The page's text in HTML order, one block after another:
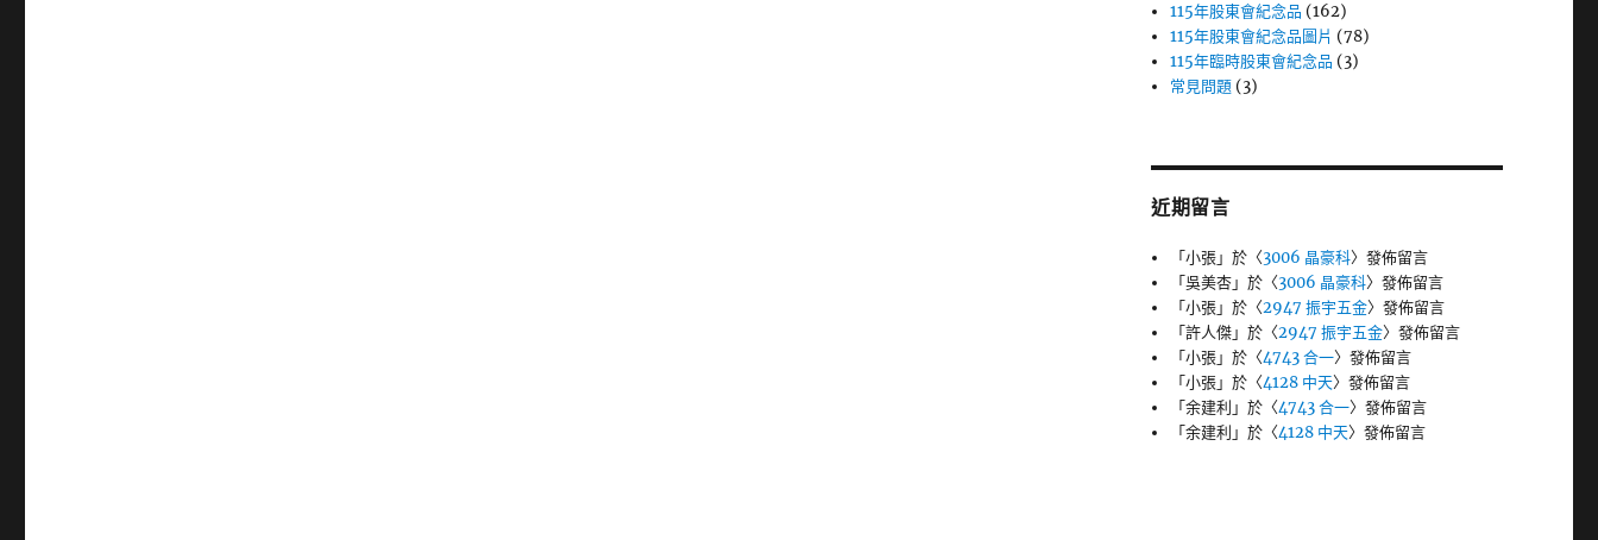
115年股東會紀念品 (162)
115年股東會紀念品圖片 (78)
115年臨時股東會紀念品 (3)
常見問題 (3)
近期留言
「小張」於〈3006 晶豪科〉發佈留言
「吳美杏」於〈3006 晶豪科〉發佈留言
「小張」於〈2947 振宇五金〉發佈留言
「許人傑」於〈2947 振宇五金〉發佈留言
「小張」於〈4743 合一〉發佈留言
「小張」於〈4128 中天〉發佈留言
「余建利 」於〈4743 合一〉發佈留言
「余建利 」於〈4128 中天〉發佈留言